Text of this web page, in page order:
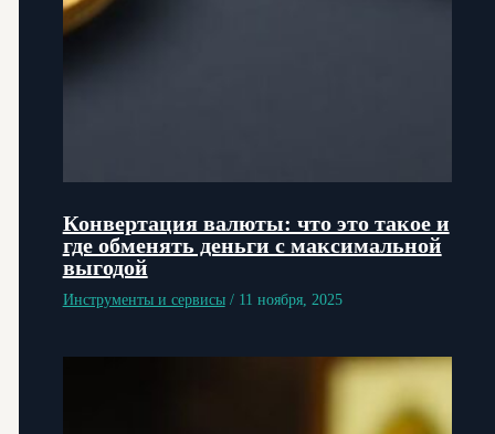
Конвертация валюты: что это такое и
где обменять деньги с максимальной
выгодой
Инструменты и сервисы/ 11 ноября, 2025